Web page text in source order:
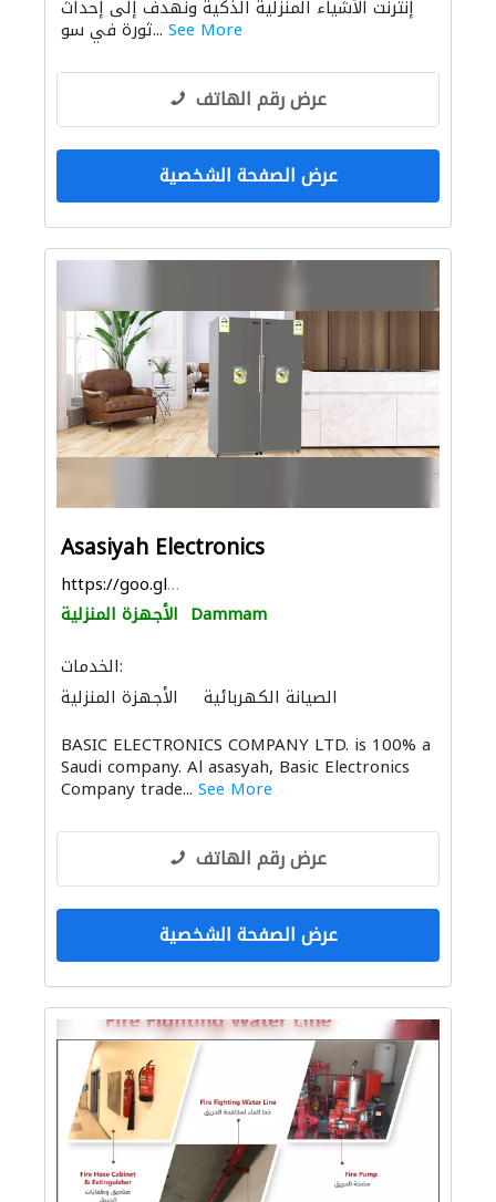
إنترنت الأشياء المنزلية الذكية ونهدف إلى إحداث
ثورة في سو... See More
عرض رقم الهاتف
عرض الصفحة الشخصية
Asasiyah Electronics
https://goo.gl/maps/xrc4vxK8cExYbnJG7
الأجهزة المنزلية Dammam
الخدمات:
الأجهزة المنزلية
الصيانة الكهربائية
الحمامات والمطابخ
إكسسوارات المطابخ والحمامات
BASIC ELECTRONICS COMPANY LTD. is 100% a
Saudi company. Al asasyah, Basic Electronics
Company trade... See More
عرض رقم الهاتف
عرض الصفحة الشخصية